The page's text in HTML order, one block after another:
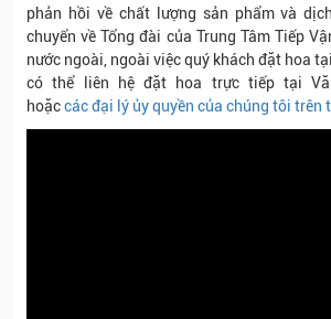
phản hồi về chất lượng sản phẩm và
chuyển về Tổng đài của Trung Tâm Tiếp
nước ngoài, ngoài việc quý khách đặt hoa
có thể liên hệ đặt hoa trực tiếp tại
hoặccác đại lý ủy quyền của chúng tôi trên